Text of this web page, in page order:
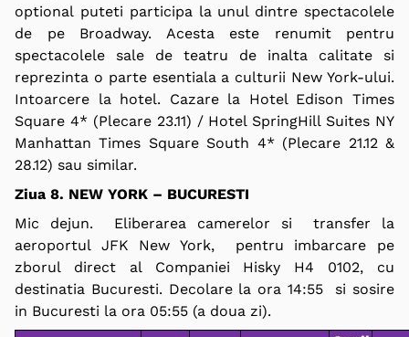
optional puteti participa la unul dintre spectacolele
de pe Broadway. Acesta este renumit pentru
spectacolele sale de teatru de inalta calitate si
reprezinta o parte esentiala a culturii New York-ului.
Intoarcere la hotel. Cazare la Hotel Edison Times
Square 4* (Plecare 23.11) / Hotel SpringHill Suites NY
Manhattan Times Square South 4* (Plecare 21.12 &
28.12) sau similar.
Ziua 8. NEW YORK – BUCURESTI
Mic dejun. Eliberarea camerelor si transfer la
aeroportul JFK New York, pentru imbarcare pe
zborul direct al Companiei Hisky H4 0102, cu
destinatia Bucuresti. Decolare la ora 14:55 si sosire
in Bucuresti la ora 05:55 (a doua zi).